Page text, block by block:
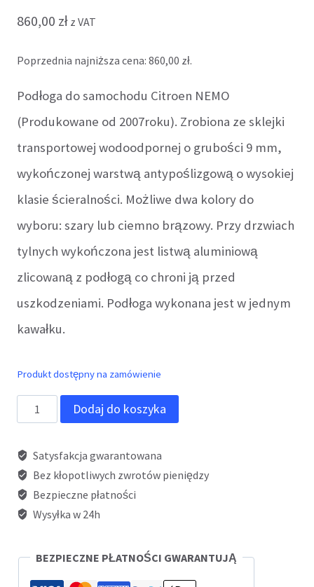
860,00 zł z VAT
Poprzednia najniższa cena: 860,00 zł.
Podłoga do samochodu Citroen NEMO
(Produkowane od 2007roku). Zrobiona ze sklejki
transportowej wodoodpornej o grubości 9 mm,
wykończonej warstwą antypoślizgową o wysokiej
klasie ścieralności. Możliwe dwa kolory do
wyboru: szary lub ciemno brązowy. Przy drzwiach
tylnych wykończona jest listwą aluminiową
zlicowaną z podłogą co chroni ją przed
uszkodzeniami. Podłoga wykonana jest w jednym
kawałku.
Produkt dostępny na zamówienie
ilość
PODŁOGA
CITROEN
NEMO
Dodaj do koszyka
Satysfakcja gwarantowana
Bez kłopotliwych zwrotów pieniędzy
Bezpieczne płatności
Wysyłka w 24h
BEZPIECZNE PŁATNOŚCI GWARANTUJĄ